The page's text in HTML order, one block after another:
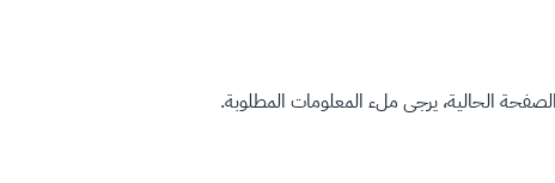
الحالية، يرجى ملء المعلومات المطلوبة.